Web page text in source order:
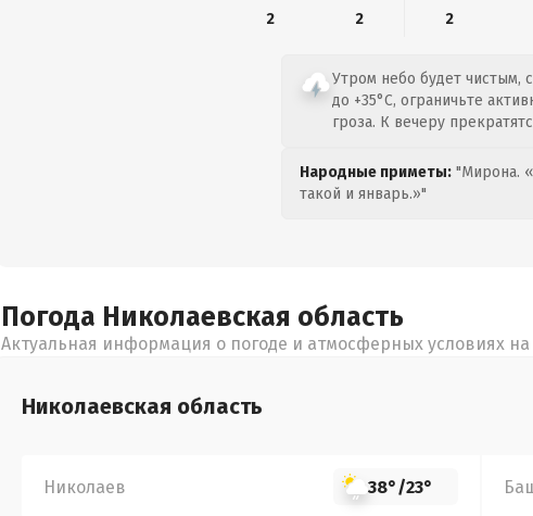
2
2 2
Утром небо будет чистым,
до +35°C, ограничьте
гроза. К вечеру
Народные приметы: "Мирона.
такой и январь.»"
Погода Николаевская область
Актуальная информация о погоде и атмосферных условиях на
Николаевская область
Николаев 38°/23°